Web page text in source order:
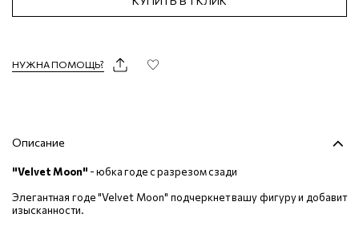
НУЖНА ПОМОЩЬ?
Описание
"Velvet Moon" - юбка годе с разрезом сзади
Элегантная годе "Velvet Moon" подчеркнет вашу фигуру и добавит
изысканности.